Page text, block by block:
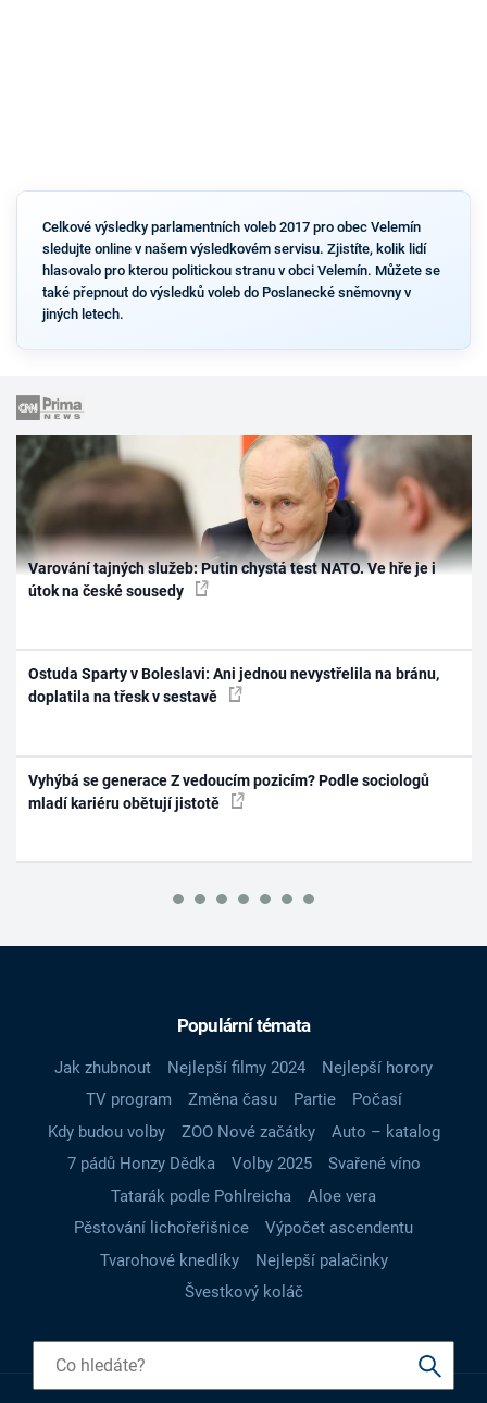
Celkové výsledky parlamentních voleb 2017 pro obec Velemín
sledujte online v našem výsledkovém servisu. Zjistíte, kolik lidí
hlasovalo pro kterou politickou stranu v obci Velemín. Můžete se
také přepnout do výsledků voleb do Poslanecké sněmovny v
jiných letech.
Varování tajných služeb: Putin chystá test NATO. Ve hře je i
útok na české sousedy
Ostuda Sparty v Boleslavi: Ani jednou nevystřelila na bránu,
doplatila na třesk v sestavě
Vyhýbá se generace Z vedoucím pozicím? Podle sociologů
mladí kariéru obětují jistotě
Populární témata
Jak zhubnout Nejlepší filmy 2024
Nejlepší horory
TV program
Změna času Partie
Počasí
Kdy budou volby
ZOO Nové začátky
Auto – katalog
7 pádů Honzy Dědka
Volby 2025
Svařené víno
Tatarák podle Pohlreicha
Aloe vera
Pěstování lichořeřišnice
Výpočet ascendentu
Tvarohové knedlíky
Nejlepší palačinky
Švestkový koláč